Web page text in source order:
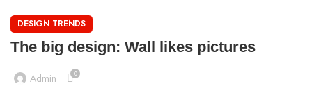
DESIGN TRENDS
The big design: Wall likes pictures
Admin 0